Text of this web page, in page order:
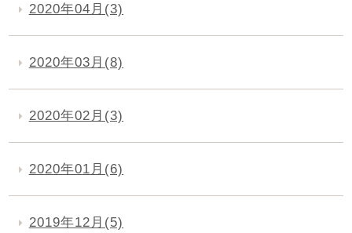
2020年04月(3)
2020年03月(8)
2020年02月(3)
2020年01月(6)
2019年12月(5)